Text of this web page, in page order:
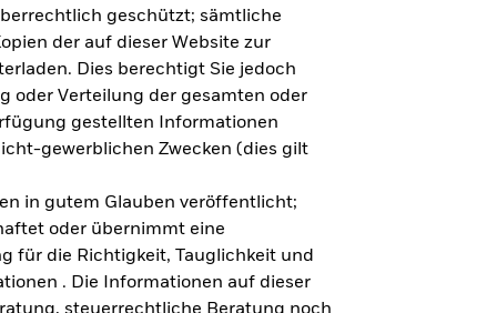
geschützt; sämtliche
der auf dieser Website zur
Dies berechtigt Sie jedoch
oder Verteilung der gesamten oder
gestellten Informationen
gewerblichen Zwecken (dies gilt
in gutem Glauben veröffentlicht;
oder übernimmt eine
für die Richtigkeit, Tauglichkeit und
. Die Informationen auf dieser